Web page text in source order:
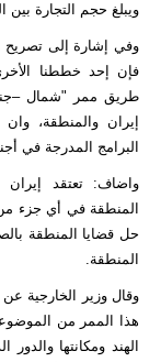
ويبلغ حجم التجارة بين البلدين 700 مليون دولار ،
وفي إشارة إلى تصريح
فإن إحد خططنا
طريق ممر "شمال
إيران والمنطقة، وان
البرامج المدرجة في
واضاف: تعتقد إيران
المنطقة في أي جزء
المنطقة.
وقال وزير الخارجية
هذا الممر من
الهند ومكانتها